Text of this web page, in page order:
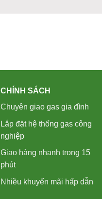
CHÍNH SÁCH
Chuyên giao gas gia đình
Lắp đặt hệ thống gas công
nghiệp
Giao hàng nhanh trong 15
phút
Nhiều khuyến mãi hấp dẫn